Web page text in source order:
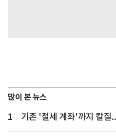
많이 본 뉴스
1 기존 '절세 계좌'까지 칼질